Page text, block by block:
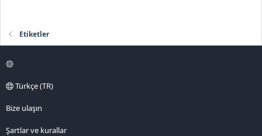
Etiketler
Türkçe (TR)
Bize ulaşın
Şartlar ve kurallar